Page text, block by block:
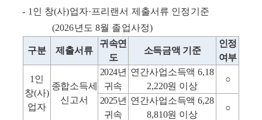
- 1 인 창(사)업자·프리랜서 제출서류 인정기준
(2026년도8월 졸업사정)
구분 제출서류
귀속연
도
소득금액 기준
인정
여부
1 인
창(사)
업자
종합소득세
신고서
2024년
귀속
연간사업소득액6,18
2,220원 이상
○
2025년
귀속
연간사업소득액6,28
8,810원 이상
○